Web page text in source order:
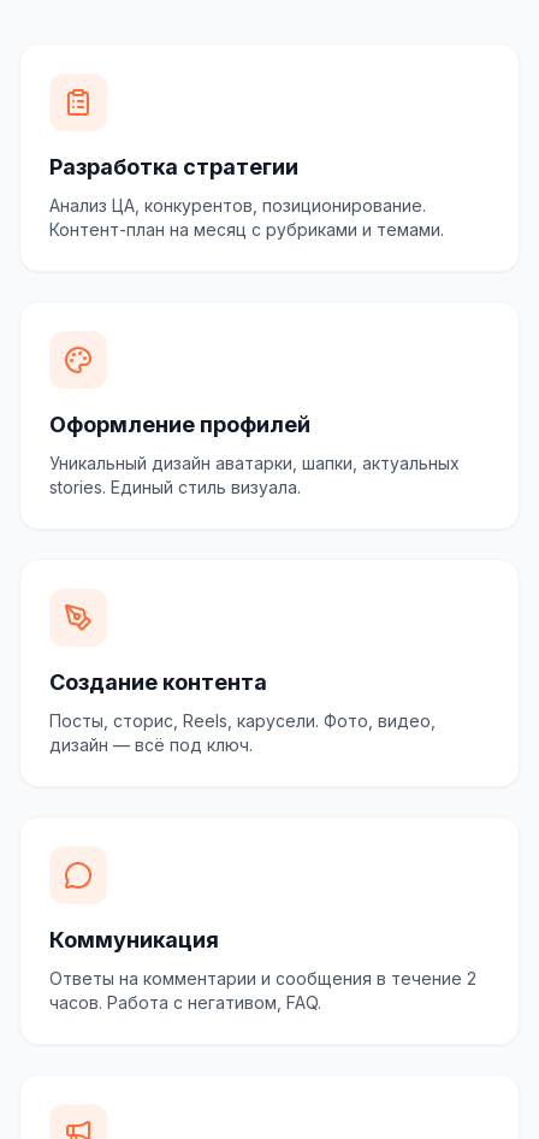
Разработка стратегии
Анализ ЦА, конкурентов, позиционирование.
Контент-план на месяц с рубриками и темами.
Оформление профилей
Уникальный дизайн аватарки, шапки, актуальных
stories. Единый стиль визуала.
Создание контента
Посты, сторис, Reels, карусели. Фото, видео,
дизайн — всё под ключ.
Коммуникация
Ответы на комментарии и сообщения в течение 2
часов. Работа с негативом, FAQ.